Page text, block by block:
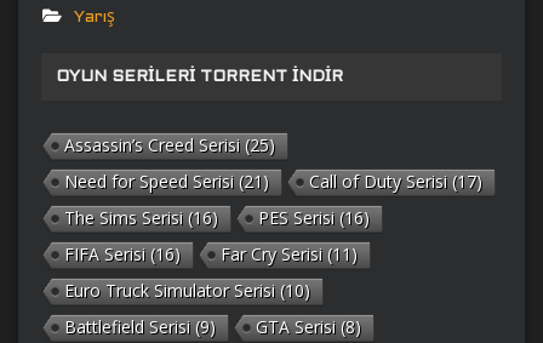
Yarış
OYUN SERILERI TORRENT İNDIR
Assassin’s Creed Serisi (25)
Need for Speed Serisi (21) Call of Duty Serisi (17)
The Sims Serisi (16) PES Serisi (16)
FIFA Serisi (16) Far Cry Serisi (11)
Euro Truck Simulator Serisi (10)
Battlefield Serisi (9) GTA Serisi (8)